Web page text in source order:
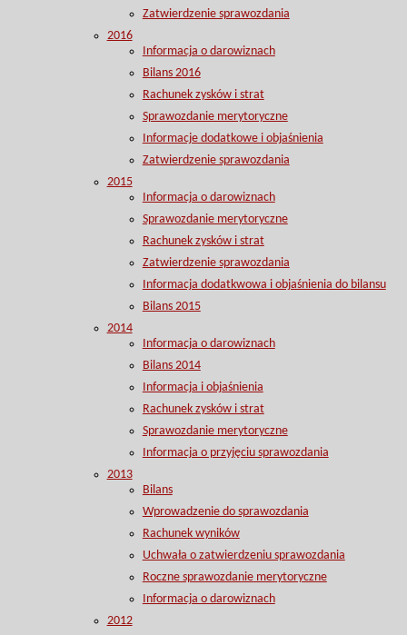
Zatwierdzenie sprawozdania
2016
Informacja o darowiznach
Bilans 2016
Rachunek zysków i strat
Sprawozdanie merytoryczne
Informacje dodatkowe i objaśnienia
Zatwierdzenie sprawozdania
2015
Informacja o darowiznach
Sprawozdanie merytoryczne
Rachunek zysków i strat
Zatwierdzenie sprawozdania
Informacja dodatkwowa i objaśnienia do bilansu
Bilans 2015
2014
Informacja o darowiznach
Bilans 2014
Informacja i objaśnienia
Rachunek zysków i strat
Sprawozdanie merytoryczne
Informacja o przyjęciu sprawozdania
2013
Bilans
Wprowadzenie do sprawozdania
Rachunek wyników
Uchwała o zatwierdzeniu sprawozdania
Roczne sprawozdanie merytoryczne
Informacja o darowiznach
2012